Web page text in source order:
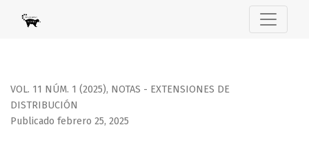
Nuevos registros de la elusiva Rata de Bambú
VOL. 11 NÚM. 1 (2025), NOTAS - EXTENSIONES DE
DISTRIBUCIÓN
Publicado febrero 25, 2025